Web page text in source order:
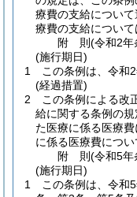
療費の支給につい
療費の支給について
附 則(令和2年
(施行期日)
1
この条例は、令和
(経過措置)
2
この条例による改
給に関する条例の
た医療に係る医療
に係る医療費につい
附 則(令和5年
(施行期日)
1
この条例は、令和